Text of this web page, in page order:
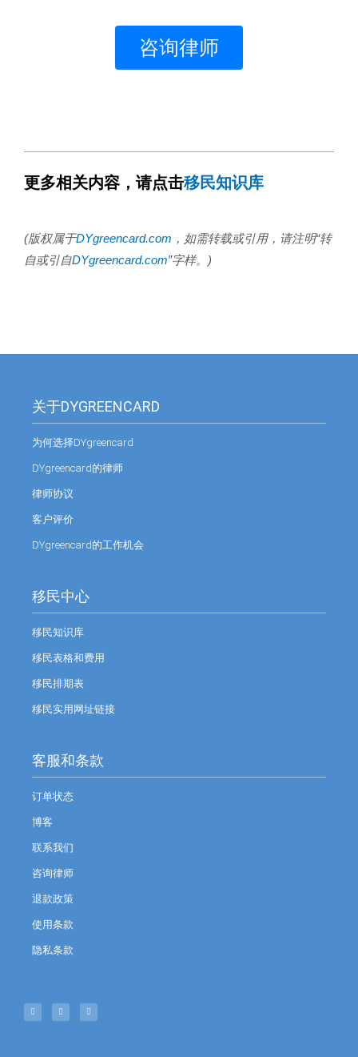
咨询律师
更多相关内容，请点击移民知识库
(版权属于DYgreencard.com ，如需转载或引用，请注明“转
自或引自DYgreencard.com”字样。 )
关于DYGREENCARD
为何选择DYgreencard
DYgreencard的律师
律师协议
客户评价
DYgreencard的工作机会
移民中心
移民知识库
移民表格和费用
移民排期表
移民实用网址链接
客服和条款
订单状态
博客
联系我们
咨询律师
退款政策
使用条款
隐私条款